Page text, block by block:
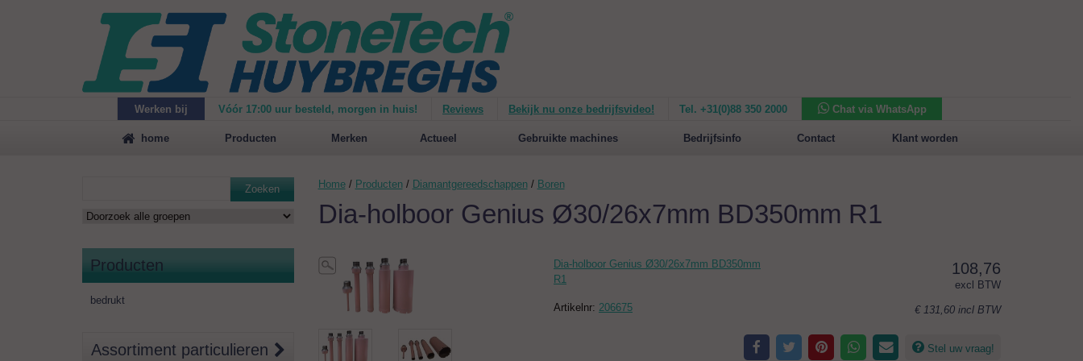
Werken bij Vóór 17:00 uur besteld, morgen in huis! Reviews Bekijk nu onze bedrijfsvideo! Tel. +31(0)88 350 2000
Chat via WhatsApp
Maak
vrijblijvend een afspraak voor een demonstratie van de Mirage 1500 Nieuw op de website: selecteer nu op merken! Nieuw in het assortiment: Sansone Collection
home Producten Merken Actueel Gebruikte machines Bedrijfsinfo Contact Klant worden
Zoeken
Producten
bedrukt
Assortiment particulieren
Home / Producten/ Diamantgereedschappen/ Boren
Dia-holboor Genius Ø30/26x7mm BD350mm R1
Dia-holboor Genius Ø30/26x7mm BD350mm
R1
Artikelnr: 206675
108,76
excl BTW
€ 131,60 incl BTW
Stel uw vraag!